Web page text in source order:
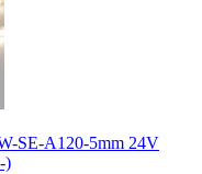
SE-A120-5mm 24V
)